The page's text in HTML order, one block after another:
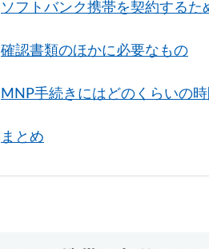
ソフトバンク携帯を契約するた
確認書類のほかに必要なもの
MNP手続きにはどのくらいの
まとめ